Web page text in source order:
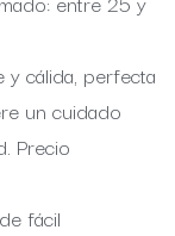
y cálida, perfecta
un cuidado
Precio
fácil